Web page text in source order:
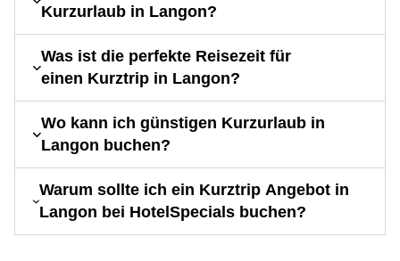
Kurzurlaub in Langon?
Was ist die perfekte Reisezeit für
einen Kurztrip in Langon?
Wo kann ich günstigen Kurzurlaub in
Langon buchen?
Warum sollte ich ein Kurztrip Angebot in
Langon bei HotelSpecials buchen?